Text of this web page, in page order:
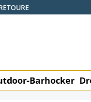
Barhocker